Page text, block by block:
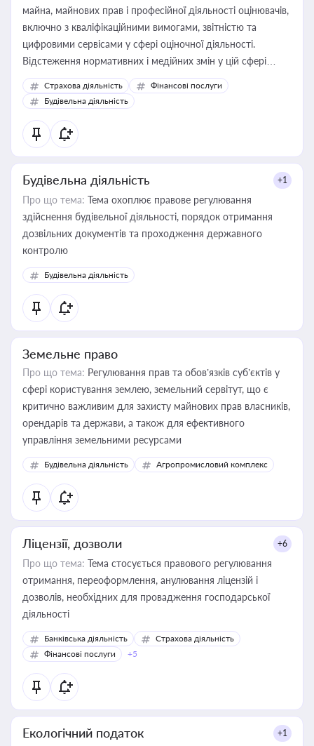
майна, майнових прав і професійної діяльності оцінювачів,
включно з кваліфікаційними вимогами, звітністю та
цифровими сервісами у сфері оціночної діяльності.
Відстеження нормативних і медійних змін у цій сфері
корисне для власника бізнесу, керівника, юриста або
бухгалтера під час оподаткування, приватизації, оренди
державного майна, корпоративних угод і перевірки
статусу суб'єктів оціночної діяльності
Страхова діяльність
Фінансові послуги
Будівельна діяльність
Будівельна діяльність +1
Про що тема: Тема охоплює правове регулювання
здійснення будівельної діяльності, порядок отримання
дозвільних документів та проходження державного
контролю
Будівельна діяльність
Земельне право
Про що тема: Регулювання прав та обов’язків суб’єктів у
сфері користування землею, земельний сервітут, що є
критично важливим для захисту майнових прав власників,
орендарів та держави, а також для ефективного
управління земельними ресурсами
Будівельна діяльність Агропромисловий комплекс
Ліцензії, дозволи +6
Про що тема: Тема стосується правового регулювання
отримання, переоформлення, анулювання ліцензій і
дозволів, необхідних для провадження господарської
діяльності
Банківська діяльність
Страхова діяльність
Фінансові послуги
+5
Екологічний податок +1